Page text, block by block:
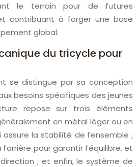
le terrain pour de futures
contribuant à forger une base
global.
du tricycle pour
se distingue par sa conception
besoins spécifiques des jeunes
repose sur trois éléments
en métal léger ou en
la stabilité de l’ensemble ;
pour garantir l’équilibre, et
; et enfin, le système de